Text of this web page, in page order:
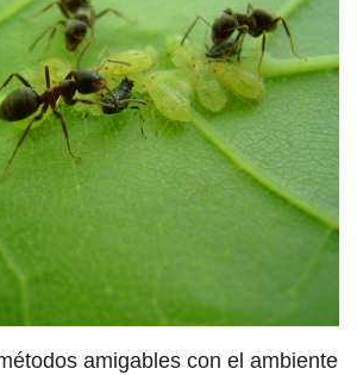
amigables con el ambiente